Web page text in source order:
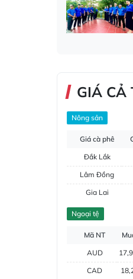
GIÁ CẢ
Nông sản
Giá cà phê
Đắk Lắk
Lâm Đồng
Gia Lai
Đắk Nông
Ngoại tệ
Mã NT
AUD
CAD